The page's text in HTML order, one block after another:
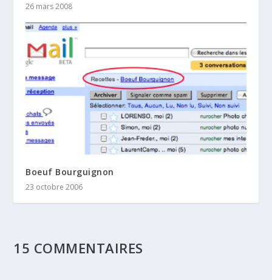
26 mars 2008
Boeuf Bourguignon
23 octobre 2006
15 COMMENTAIRES